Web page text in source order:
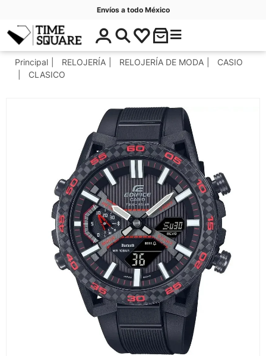
Envíos a todo México
Timesquare
$
0
.
C
t
r
a
s
Principal RELOJERÍA RELOJERÍA DE MODA
CASIO
CLASICO